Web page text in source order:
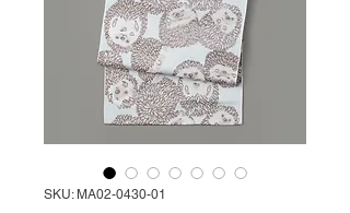
SKU: MA02-0430-01